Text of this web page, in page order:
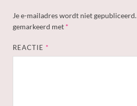
Je e-mailadres wordt niet gepubliceerd.
gemarkeerd met *
REACTIE*